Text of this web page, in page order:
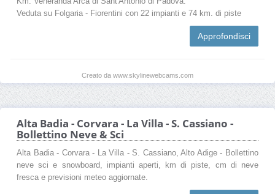
Veduta su Folgaria - Fiorentini con 22 impianti e 74 km. di piste
Approfondisci
Creato da www.skylinewebcams.com
Alta Badia - Corvara - La Villa - S. Cassiano -
Bollettino Neve & Sci
Alta Badia - Corvara - La Villa - S. Cassiano, Alto Adige - Bollettino
neve sci e snowboard, impianti aperti, km di piste, cm di neve
fresca e previsioni meteo aggiornate.